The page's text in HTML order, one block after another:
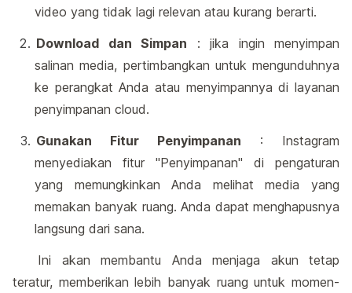
video yang tidak lagi relevan atau kurang berarti.
Download dan Simpan : jika ingin menyimpan
salinan media, pertimbangkan untuk mengunduhnya
ke perangkat Anda atau menyimpannya di layanan
penyimpanan cloud.
Gunakan Fitur Penyimpanan : Instagram
menyediakan fitur "Penyimpanan" di pengaturan
yang memungkinkan Anda melihat media yang
memakan banyak ruang. Anda dapat menghapusnya
langsung dari sana.
Ini akan membantu Anda menjaga akun tetap
teratur, memberikan lebih banyak ruang untuk momen-